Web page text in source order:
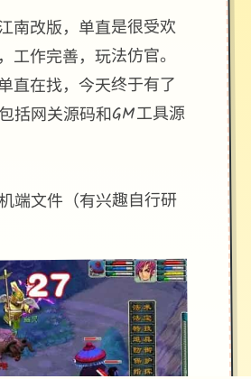
南改版，单直是很受欢
工作完善，玩法仿官。
直在找，今天终于有了
括网关源码和GM工具源
端文件（有兴趣自行研